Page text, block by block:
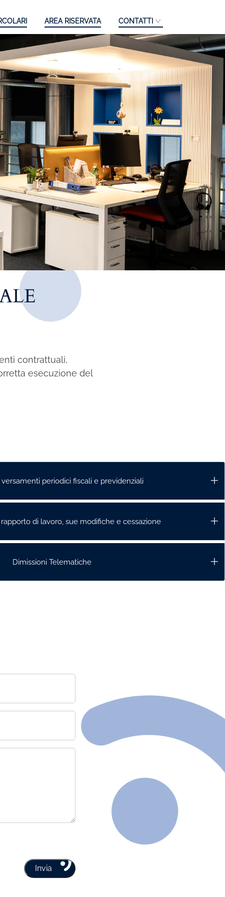
AREA RISERVATA CONTATTI
contrattuali,
esecuzione del
periodici fiscali e previdenziali
di lavoro, sue modifiche e cessazione
Dimissioni Telematiche